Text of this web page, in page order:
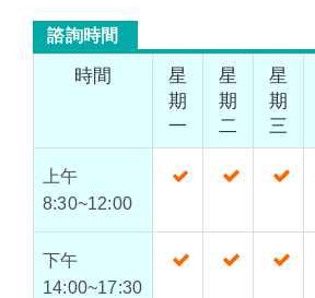
諮詢時間
時間
星
期
一
星
期
二
星
期
三
上午
8:30~12:00
下午
14:00~17:30